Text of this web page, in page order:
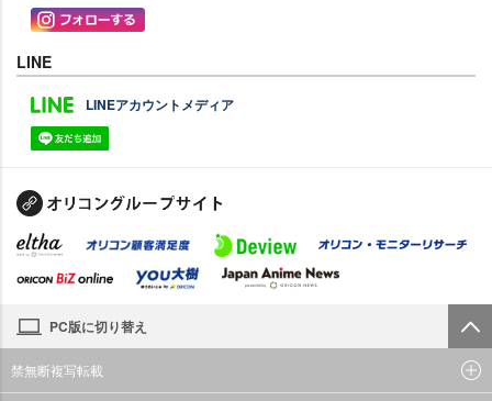
LINE
LINEアカウントメディア
PC版に切り替え
禁無断複写転載